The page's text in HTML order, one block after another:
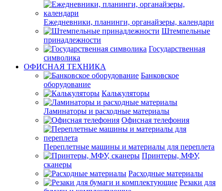
Ежедневники, планинги, органайзеры, календари
Штемпельные
принадлежности
Государственная
символика
ОФИСНАЯ ТЕХНИКА
Банковское
оборудование
Калькуляторы
Ламинаторы и расходные материалы
Офисная телефония
Переплетные машины и материалы для переплета
Принтеры, МФУ,
сканеры
Расходные материалы
Резаки для